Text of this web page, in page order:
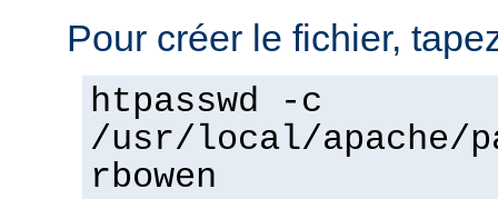
Pour créer le fichier,
htpasswd -c
/usr/local/apache/
rbowen